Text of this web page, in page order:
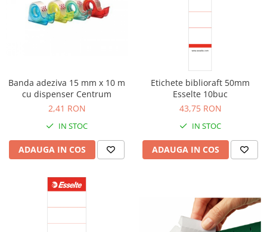
Banda adeziva 15 mm x 10 m
cu dispenser Centrum
2,41 RON
IN STOC
ADAUGA IN COS
Etichete biblioraft 50mm
Esselte 10buc
43,75 RON
IN STOC
ADAUGA IN COS